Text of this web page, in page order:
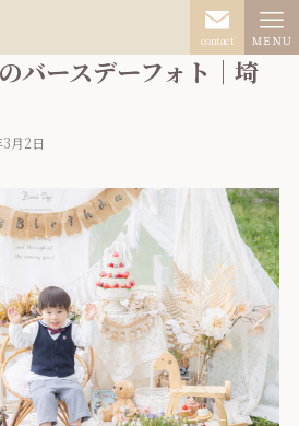
contact ＭＥＮＵ
ースデーフォト｜埼
月2日